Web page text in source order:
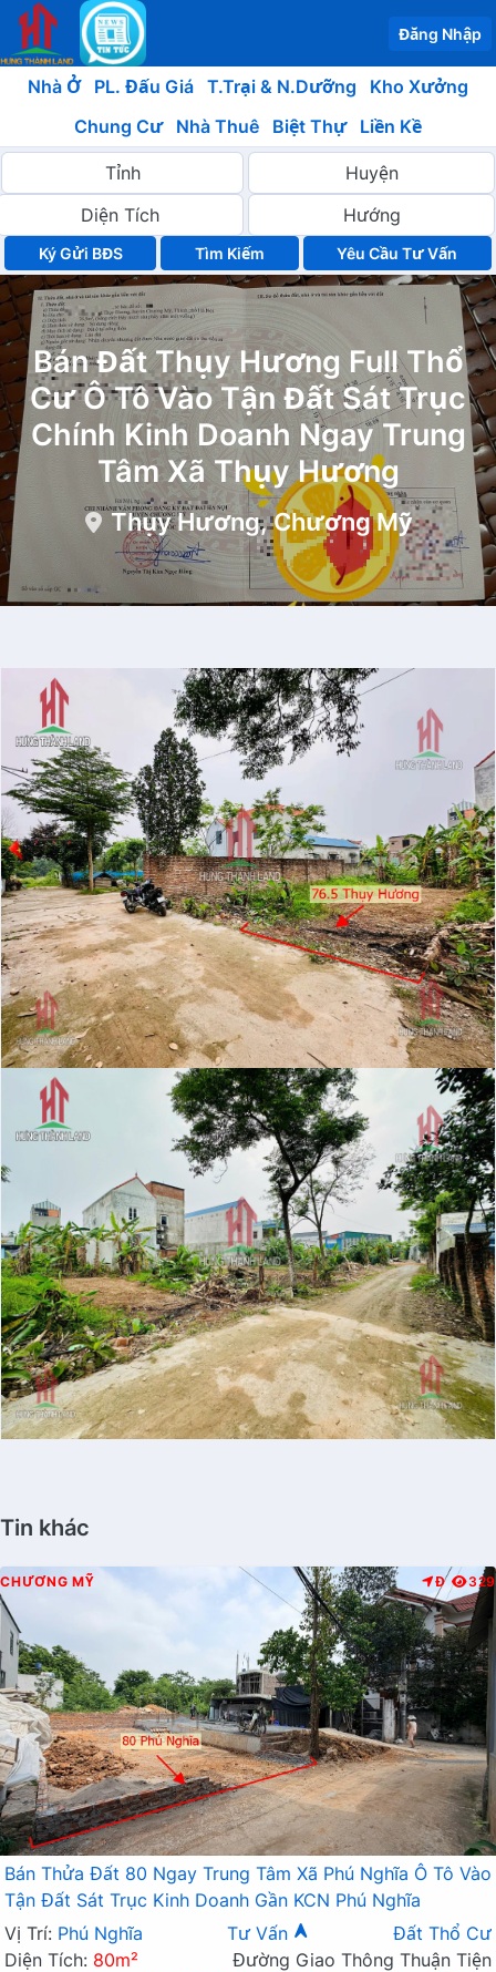
Đăng Nhập
Nhà Ở PL. Đấu Giá T.Trại & N.Dưỡng
Kho Xưởng
Chung Cư
Nhà Thuê Biệt Thự Liền Kề
Ký Gửi BĐS Yêu Cầu Tư Vấn
Bán Đất Thụy Hương Full Thổ
Cư Ô Tô Vào Tận Đất Sát Trục
Chính Kinh Doanh Ngay Trung
Tâm Xã Thụy Hương
Thụy Hương, Chương Mỹ
Tin khác
CHƯƠNG MỸ Đ 329
Bán Thửa Đất 80 Ngay Trung Tâm Xã Phú Nghĩa Ô Tô Vào
Tận Đất Sát Trục Kinh Doanh Gần KCN Phú Nghĩa
Vị Trí: Phú Nghĩa Tư Vấn
Đất Thổ Cư
Diện Tích: 80m²
Đường Giao Thông Thuận Tiện